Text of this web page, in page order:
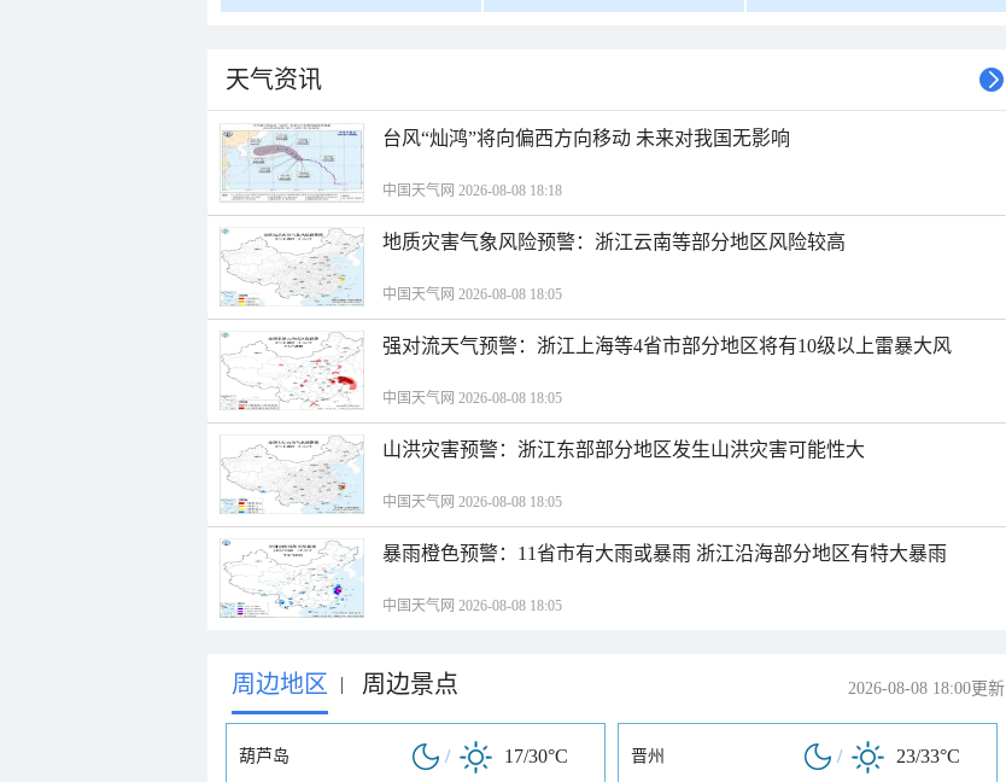
天气资讯
台风“灿鸿”将向偏西方向移动 未来对我国无影响
中国天气网 2026-08-08 18:18
地质灾害气象风险预警：浙江云南等部分地区风险较高
中国天气网 2026-08-08 18:05
强对流天气预警：浙江上海等4省市部分地区将有10级以上雷暴大风
中国天气网 2026-08-08 18:05
山洪灾害预警：浙江东部部分地区发生山洪灾害可能性大
中国天气网 2026-08-08 18:05
暴雨橙色预警：11省市有大雨或暴雨 浙江沿海部分地区有特大暴雨
中国天气网 2026-08-08 18:05
周边地区 | 周边景点 2026-08-08 18:00更新
葫芦岛 / 17/30°C 晋州 / 23/33°C